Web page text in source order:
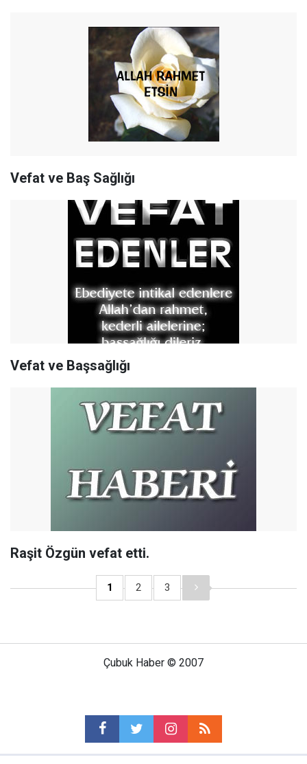
Vefat ve Baş Sağlığı
Vefat ve Başsağlığı
Raşit Özgün vefat etti.
1 2 3
Çubuk Haber © 2007